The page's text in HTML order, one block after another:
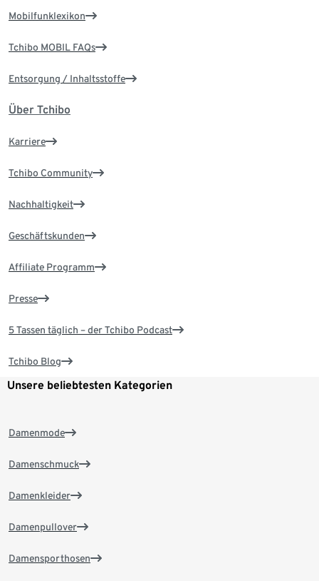
Mobilfunklexikon
Tchibo MOBIL FAQs
Entsorgung / Inhaltsstoffe
Über Tchibo
Karriere
Tchibo Community
Nachhaltigkeit
Geschäftskunden
Affiliate Programm
Presse
5 Tassen täglich – der Tchibo Podcast
Tchibo Blog
Unsere beliebtesten Kategorien
Damenmode
Damenschmuck
Damenkleider
Damenpullover
Damensporthosen